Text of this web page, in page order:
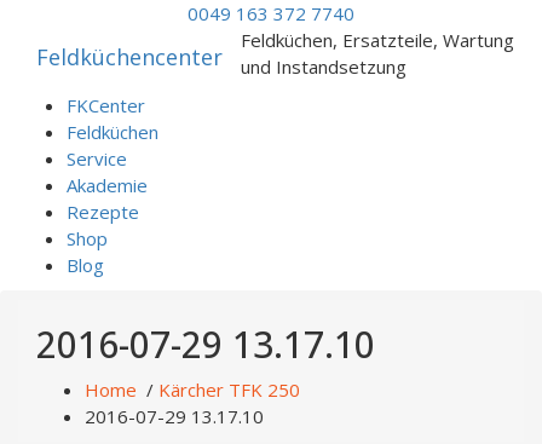
0049 163 372 7740
Feldküchencenter
Feldküchen, Ersatzteile, Wartung
und Instandsetzung
FKCenter
Feldküchen
Service
Akademie
Rezepte
Shop
Blog
2016-07-29 13.17.10
Home / Kärcher TFK 250
2016-07-29 13.17.10